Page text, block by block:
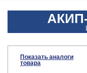
АКИП-
Показать аналоги
товара